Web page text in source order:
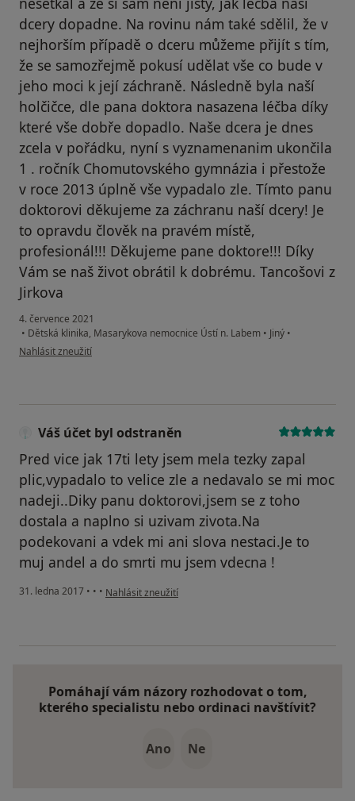
dcery dopadne. Na rovinu nám také sdělil, že v
nejhorším případě o dceru můžeme přijít s tím,
že se samozřejmě pokusí udělat vše co bude v
jeho moci k její záchraně. Následně byla naší
holčičce, dle pana doktora nasazena léčba díky
které vše dobře dopadlo. Naše dcera je dnes
zcela v pořádku, nyní s vyznamenanim ukončila
1 . ročník Chomutovského gymnázia i přestože
v roce 2013 úplně vše vypadalo zle. Tímto panu
doktorovi děkujeme za záchranu naší dcery! Je
to opravdu člověk na pravém místě,
profesionál!!! Děkujeme pane doktore!!! Díky
Vám se naš život obrátil k dobrému. Tancošovi z
Jirkova
4. července 2021
• Dětská klinika, Masarykova nemocnice Ústí n. Labem • Jiný •
podle názoru uživatele Zdeněk Tancoš
Nahlásit zneužití
Váš účet byl odstraněn
Pred vice jak 17ti lety jsem mela tezky zapal
plic,vypadalo to velice zle a nedavalo se mi moc
nadeji..Diky panu doktorovi,jsem se z toho
dostala a naplno si uzivam zivota.Na
podekovani a vdek mi ani slova nestaci.Je to
muj andel a do smrti mu jsem vdecna !
31. ledna 2017 • • • podle názoru uživatele Váš účet byl odstraněn
Nahlásit zneužití
Pomáhají vám názory rozhodovat o tom,
kterého specialistu nebo ordinaci navštívit?
Ano Ne